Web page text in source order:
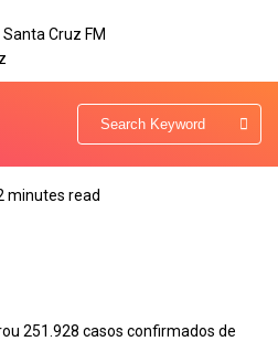
minutes read
251.928 casos confirmados de